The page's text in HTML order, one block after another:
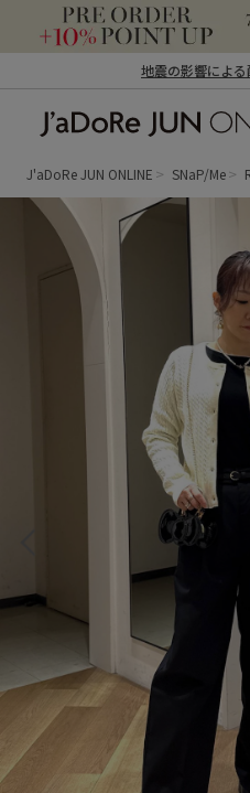
地震の影響によ
ン オンライン）
J'aDoRe JUN ONLINE SNaP/Me